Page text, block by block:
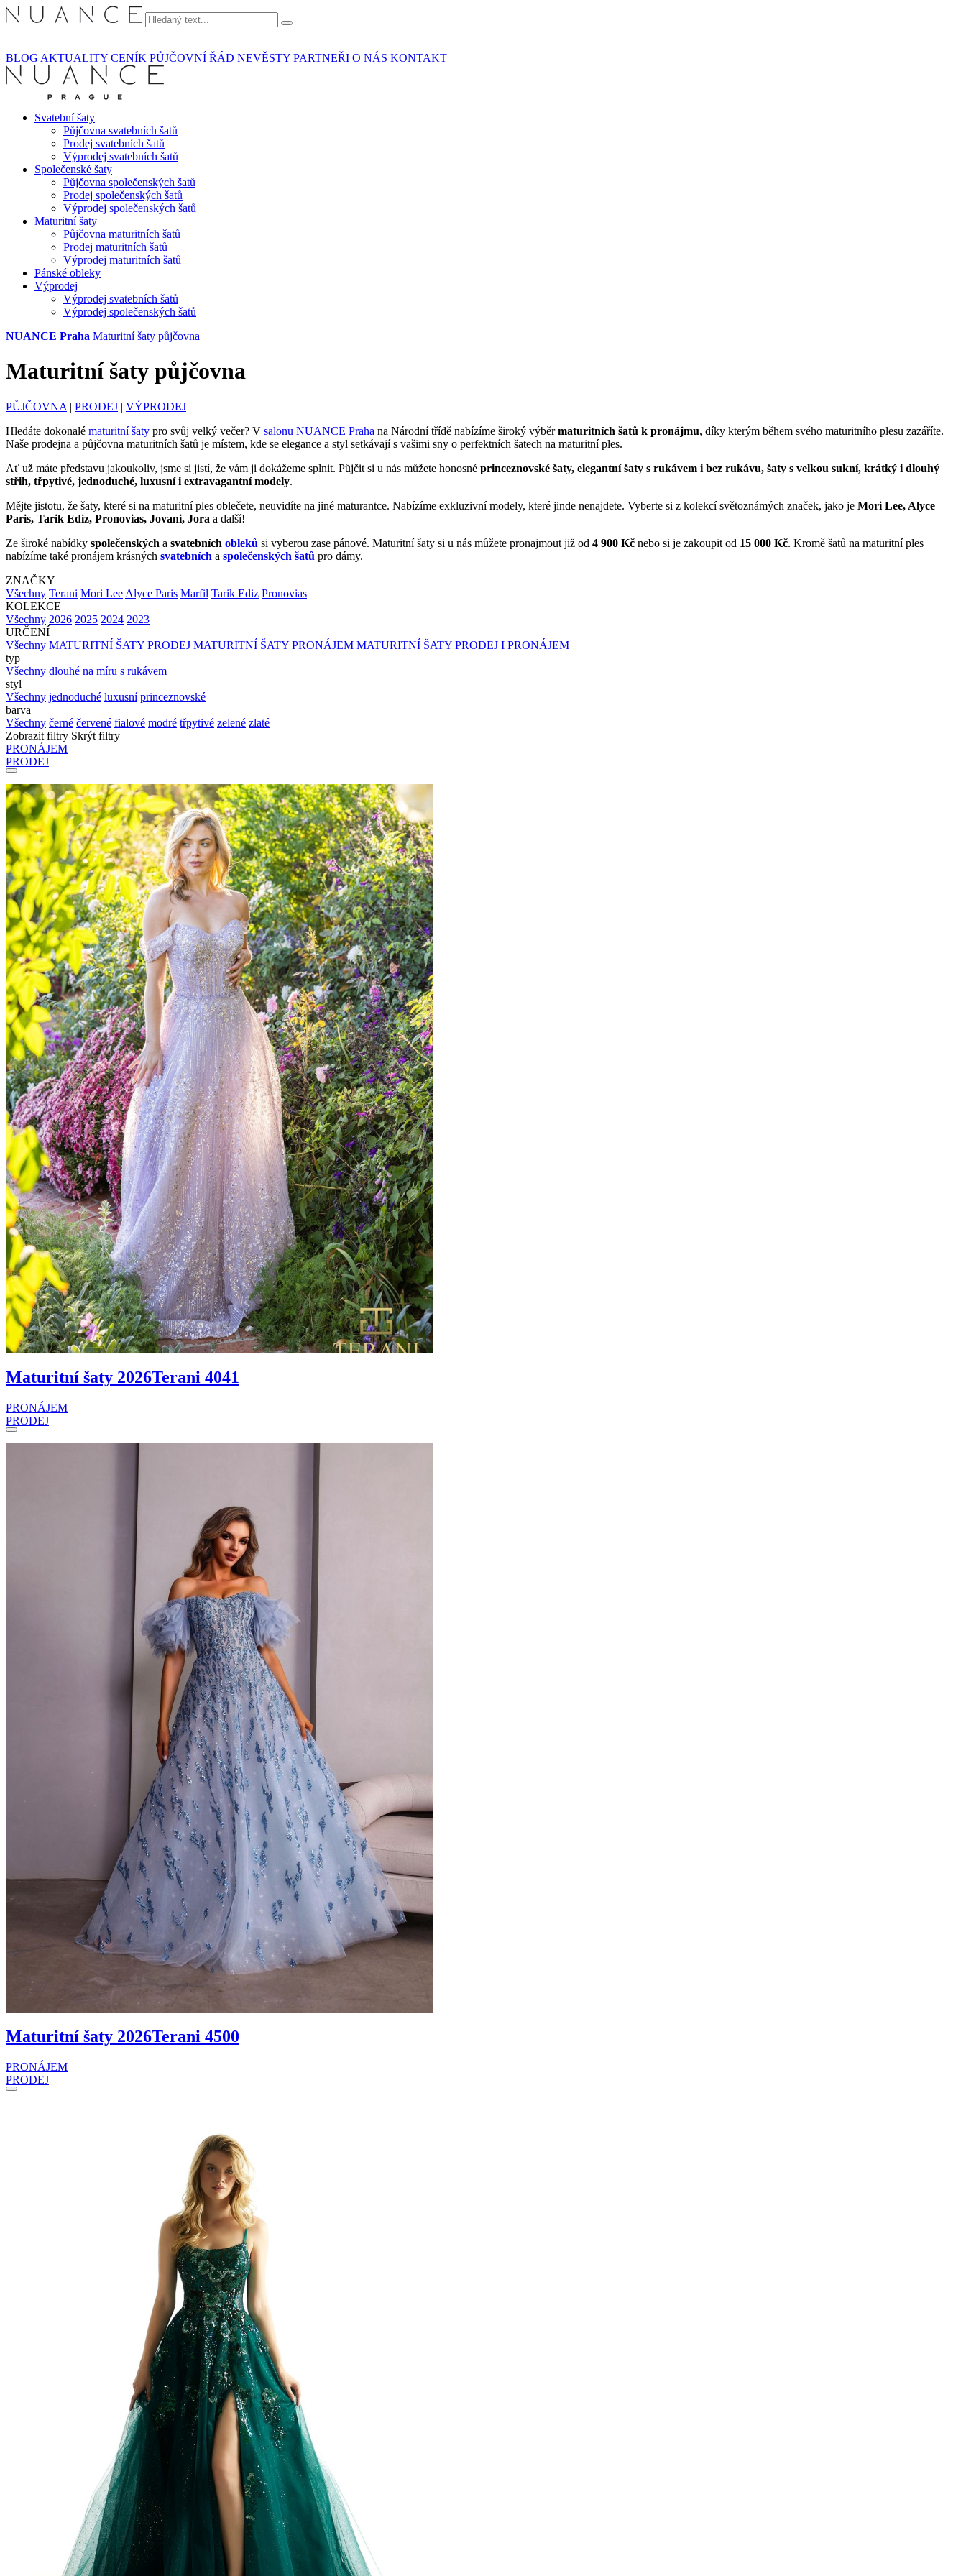
BLOG AKTUALITY CENÍK PŮJČOVNÍ ŘÁD NEVĚSTY PARTNEŘI O NÁS KONTAKT
Svatební šaty
Půjčovna svatebních šatů
Prodej svatebních šatů
Výprodej svatebních šatů
Společenské šaty
Půjčovna společenských šatů
Prodej společenských šatů
Výprodej společenských šatů
Maturitní šaty
Půjčovna maturitních šatů
Prodej maturitních šatů
Výprodej maturitních šatů
Pánské obleky
Výprodej
Výprodej svatebních šatů
Výprodej společenských šatů
NUANCE Praha Maturitní šaty půjčovna
Maturitní šaty půjčovna
PŮJČOVNA | PRODEJ | VÝPRODEJ
Hledáte dokonalé maturitní šaty pro svůj velký večer? V salonu NUANCE Praha na Národní třídě nabízíme široký výběrmaturitních šatů k pronájmu, díky kterým během svého maturitního plesu zazáříte.
Naše prodejna a půjčovna maturitních šatů je místem, kde se elegance a styl setkávají s vašimi sny o perfektních šatech na maturitní ples.
Ať už máte představu jakoukoliv, jsme si jistí, že vám ji dokážeme splnit. Půjčit si u nás můžete honosné princeznovské šaty, elegantní šaty s rukávem i bez rukávu, šaty s velkou sukní, krátký i dlouhý
střih, třpytivé, jednoduché, luxusní i extravagantní modely.
Mějte jistotu, že šaty, které si na maturitní ples oblečete, neuvidíte na jiné maturantce. Nabízíme exkluzivní modely, které jinde nenajdete. Vyberte si z kolekcí světoznámých značek, jako je Mori Lee, Alyce
Paris, Tarik Ediz, Pronovias, Jovani, Jora a další!
Ze široké nabídky společenských a svatebních obleků si vyberou zase pánové. Maturitní šaty si u nás můžete pronajmout již od 4 900 Kč nebo si je zakoupit od 15 000 Kč. Kromě šatů na maturitní ples
nabízíme také pronájem krásných svatebních a společenských šatů pro dámy.
ZNAČKY
Všechny Terani Mori Lee Alyce Paris Marfil Tarik Ediz Pronovias
KOLEKCE
Všechny 2026 2025 2024 2023
URČENÍ
Všechny MATURITNÍ ŠATY PRODEJ MATURITNÍ ŠATY PRONÁJEM MATURITNÍ ŠATY PRODEJ I PRONÁJEM
typ
Všechny dlouhé na míru s rukávem
styl
Všechny jednoduché luxusní princeznovské
barva
Všechny černé červené fialové modré třpytivé zelené zlaté
Zobrazit filtry Skrýt filtry
PRONÁJEM
PRODEJ
Maturitní šaty 2026Terani 4041
PRONÁJEM
PRODEJ
Maturitní šaty 2026Terani 4500
PRONÁJEM
PRODEJ